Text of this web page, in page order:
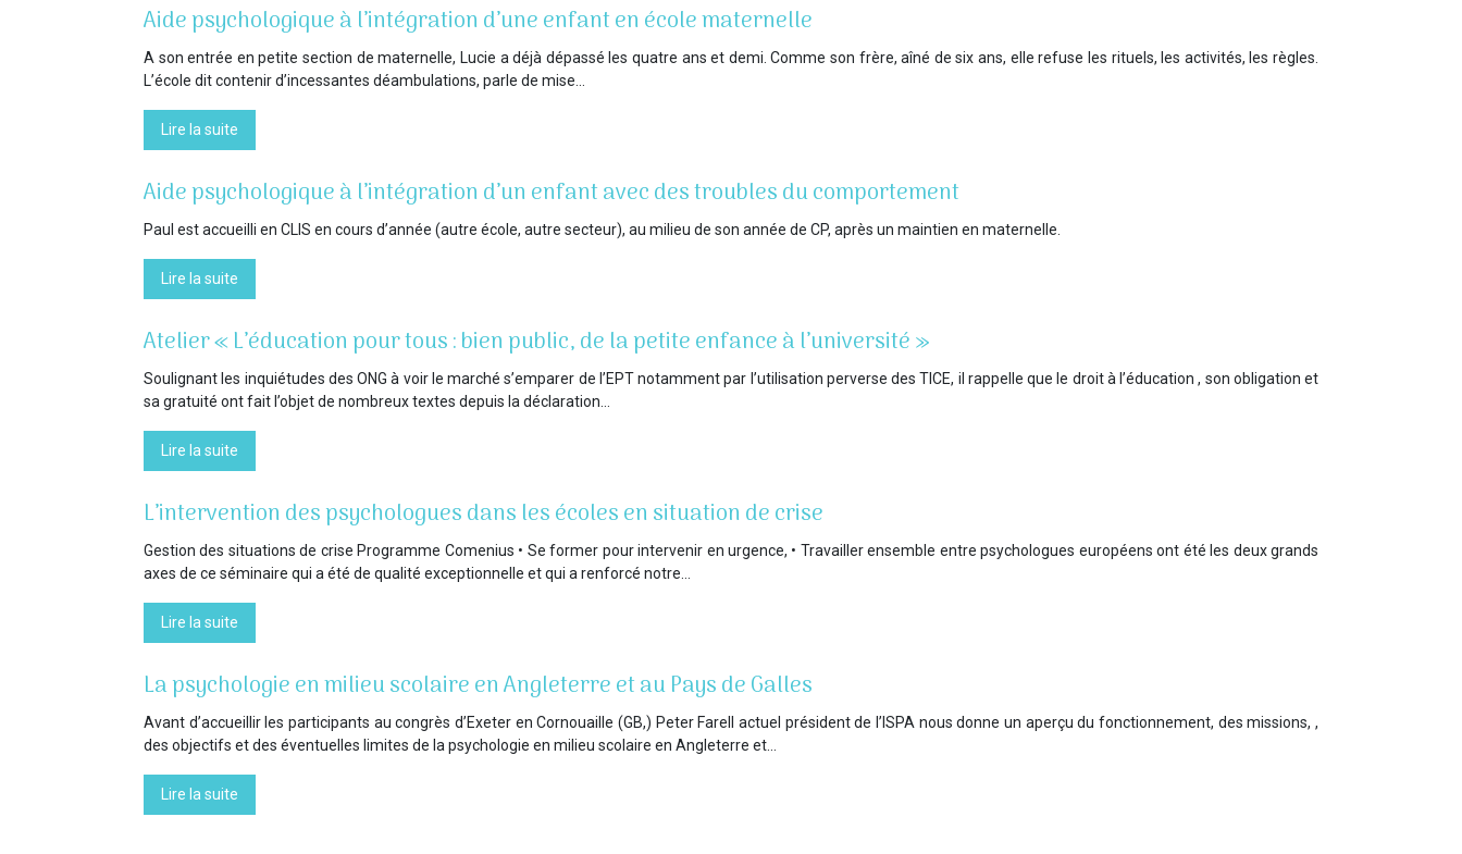
Aide psychologique à l’intégration d’une enfant en école maternelle
A son entrée en petite section de maternelle, Lucie a déjà dépassé les quatre ans et demi. Comme son frère, aîné de six ans, elle refuse les rituels, les activités, les règles.
L’école dit contenir d’incessantes déambulations, parle de mise…
Lire la suite
Aide psychologique à l’intégration d’un enfant avec des troubles du comportement
Paul est accueilli en CLIS en cours d’année (autre école, autre secteur), au milieu de son année de CP, après un maintien en maternelle.
Lire la suite
Atelier « L’éducation pour tous : bien public, de la petite enfance à l’université »
Soulignant les inquiétudes des ONG à voir le marché s’emparer de l’EPT notamment par l’utilisation perverse des TICE, il rappelle que le droit à l’éducation , son obligation et
sa gratuité ont fait l’objet de nombreux textes depuis la déclaration…
Lire la suite
L’intervention des psychologues dans les écoles en situation de crise
Gestion des situations de crise Programme Comenius • Se former pour intervenir en urgence, • Travailler ensemble entre psychologues européens ont été les deux grands
axes de ce séminaire qui a été de qualité exceptionnelle et qui a renforcé notre…
Lire la suite
La psychologie en milieu scolaire en Angleterre et au Pays de Galles
Avant d’accueillir les participants au congrès d’Exeter en Cornouaille (GB,) Peter Farell actuel président de l’ISPA nous donne un aperçu du fonctionnement, des missions, ,
des objectifs et des éventuelles limites de la psychologie en milieu scolaire en Angleterre et…
Lire la suite